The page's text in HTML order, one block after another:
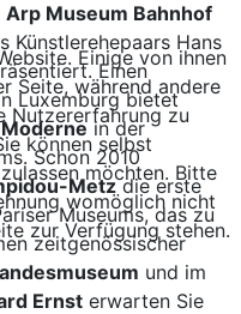
Arp Museum Bahnhof
Künstlerehepaars Hans
Einen
Luxemburg bietet
Moderne in der
Schon 2010
Metzdie erste
Museums, das zu
zeitgenössischer
und im
Ernst erwarten Sie
Einige von ihnen
Seite, während andere
Nutzererfahrung zu
können selbst
möchten. Bitte
womöglich nicht
zur Verfügung stehen.